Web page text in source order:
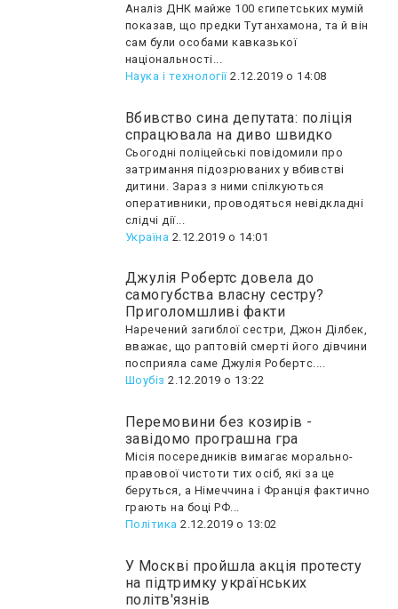
Аналіз ДНК майже 100 єгипетських мумій
показав, що предки Тутанхамона, та й він
сам були особами кавказької
національності...
Наука і технології 2.12.2019 о 14:08
Вбивство сина депутата: поліція
спрацювала на диво швидко
Сьогодні поліцейські повідомили про
затримання підозрюваних у вбивстві
дитини. Зараз з ними спілкуються
оперативники, проводяться невідкладні
слідчі дії...
Україна 2.12.2019 о 14:01
Джулія Робертс довела до
самогубства власну сестру?
Приголомшливі факти
Наречений загиблої сестри, Джон Ділбек,
вважає, що раптовій смерті його дівчини
посприяла саме Джулія Робертс....
Шоубiз 2.12.2019 о 13:22
Перемовини без козирів -
завідомо програшна гра
Місія посередників вимагає морально-
правової чистоти тих осіб, які за це
беруться, а Німеччина і Франція фактично
грають на боці РФ...
Політика 2.12.2019 о 13:02
У Москві пройшла акція протесту
на підтримку українських
політв'язнів